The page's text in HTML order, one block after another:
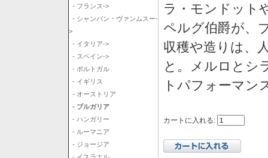
- フランス->
- シャンパン・ヴァンムスー-
>
- イタリア->
- スペイン->
- ポルトガル
- イギリス
- オーストリア
- ブルガリア
- ハンガリー
- ルーマニア
- ジョージア
ラ・モンドット
ペルグ伯爵が、
収穫や造りは、
と。メルロとシ
トパフォーマン
カートに入れる: